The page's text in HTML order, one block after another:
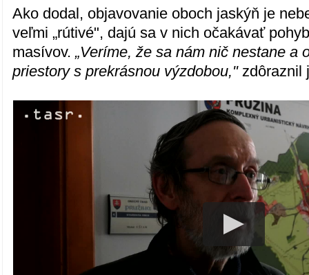
Ako dodal, objavovanie oboch jaskýň je
veľmi „rútivé", dajú sa v nich očakávať
masívov.„Veríme, že sa nám nič nestane a
priestory s prekrásnou výzdobou,"zdôraznil